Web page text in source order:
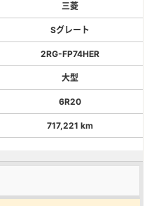
三菱
Sグレート
2RG-FP74HER
大型
6R20
717,221 km